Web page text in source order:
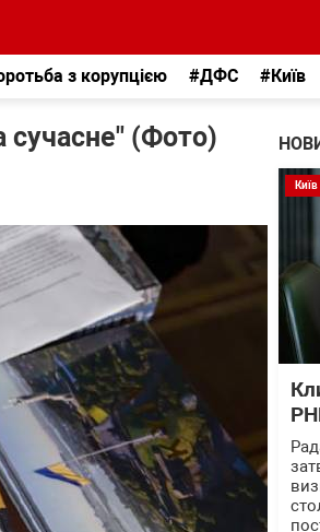
з корупцією #ДФС #Київ
сучасне" (Фото)
Київ